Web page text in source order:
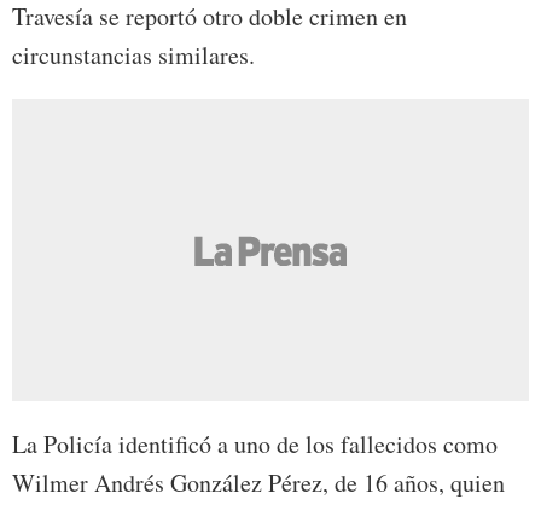
Travesía se reportó otro doble crimen en
circunstancias similares.
La Policía identificó a uno de los fallecidos como
Wilmer Andrés González Pérez, de 16 años, quien